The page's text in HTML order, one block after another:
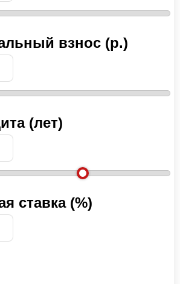
взнос (р.)
(лет)
ставка (%)